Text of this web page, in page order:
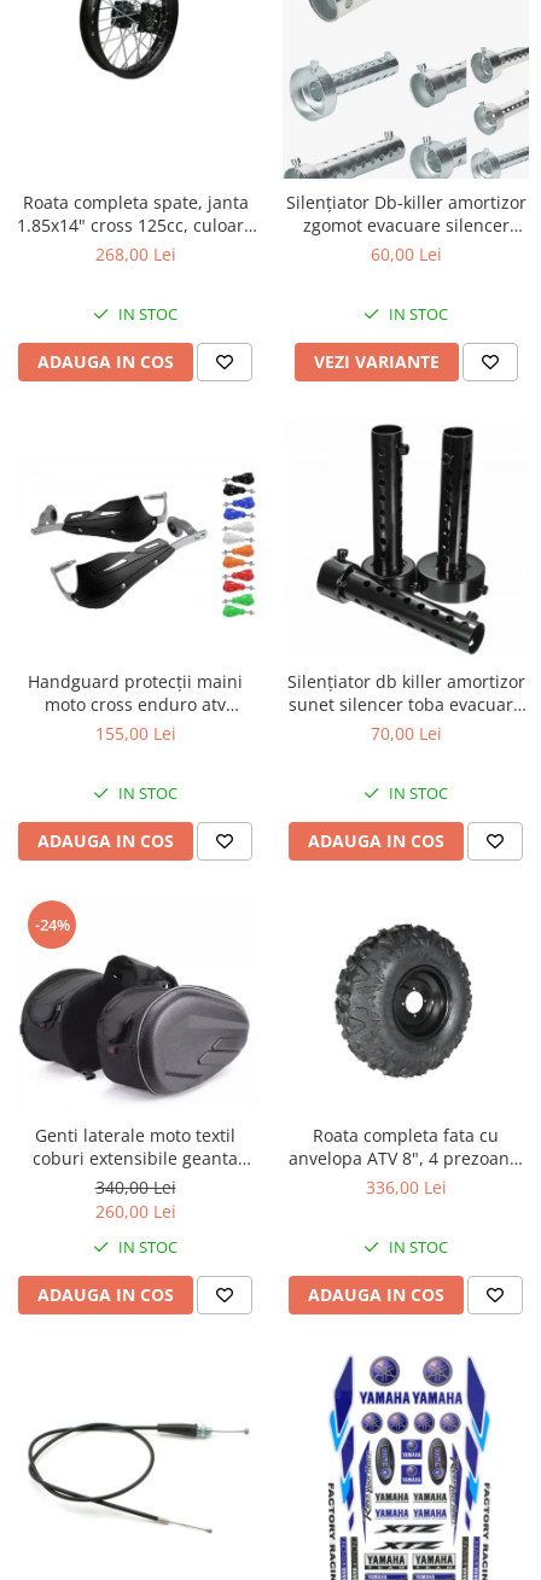
Tricouri
Veste airbag
Echipament Impermeabil
Brauri
Protectii Gat
Protectii Maini
Protectii Picioare
Imbracaminte Casual
Curele
Vesta
Echipament Dama
Geci dama
Incaltaminte dama
Manusi dama
Pantaloni dama
Intercom
TRANSPORT & DEPOZITARE
Borsete
Geanta furca
Geanta ghidon
Geanta rezervor
Geanta spate
Genti laterale
Top case
Cutii / Genti SHAD
Accesorii cutii Shad
Roata completa spate, janta
1.85x14" cross 125cc, culoare
negru
268,00 Lei
IN STOC
ADAUGA IN COS
Silențiator Db-killer amortizor
zgomot evacuare silencer
toba
60,00 Lei
IN STOC
VEZI VARIANTE
Handguard protecții maini
moto cross enduro atv
aluminiu carbon
155,00 Lei
IN STOC
ADAUGA IN COS
Silențiator db killer amortizor
sunet silencer toba evacuare
moto ATV
70,00 Lei
IN STOC
ADAUGA IN COS
-24%
Genti laterale moto textil
coburi extensibile geanta
bagaj
340,00 Lei
260,00 Lei
IN STOC
ADAUGA IN COS
Roata completa fata cu
anvelopa ATV 8", 4 prezoane,
19x7.00-8
336,00 Lei
IN STOC
ADAUGA IN COS